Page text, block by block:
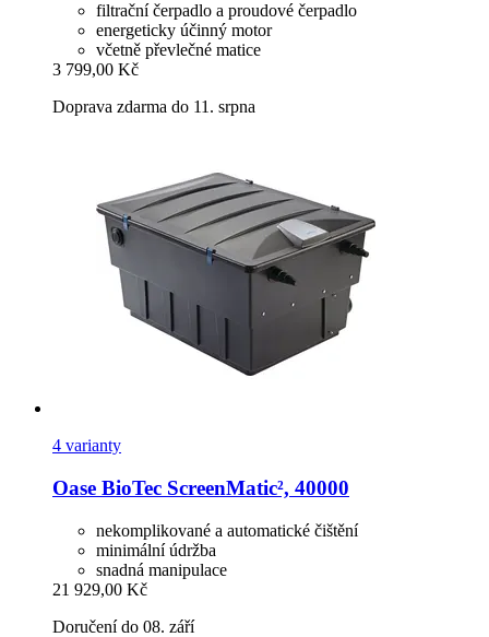
filtrační čerpadlo a proudové čerpadlo
energeticky účinný motor
včetně převlečné matice
3 799,00 Kč
Doprava zdarma do 11. srpna
4 varianty
Oase BioTec ScreenMatic², 40000
nekomplikované a automatické čištění
minimální údržba
snadná manipulace
21 929,00 Kč
Doručení do 08. září